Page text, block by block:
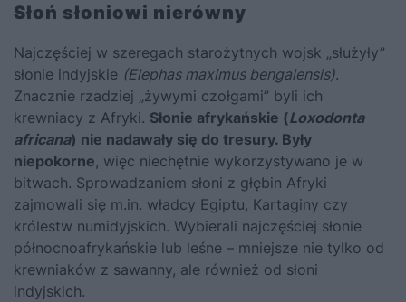
Słoń słoniowi nierówny
Najczęściej w szeregach starożytnych wojsk „służyły”
słonie indyjskie (Elephas maximus bengalensis).
Znacznie rzadziej „żywymi czołgami” byli ich
krewniacy z Afryki. Słonie afrykańskie (Loxodonta
africana) nie nadawały się do tresury. Były
niepokorne, więc niechętnie wykorzystywano je w
bitwach. Sprowadzaniem słoni z głębin Afryki
zajmowali się m.in. władcy Egiptu, Kartaginy czy
królestw numidyjskich. Wybierali najczęściej słonie
północnoafrykańskie lub leśne – mniejsze nie tylko od
krewniaków z sawanny, ale również od słoni
indyjskich.